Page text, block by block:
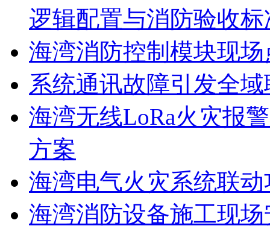
逻辑配置与消防验收标
海湾消防控制模块现
系统通讯故障引发全
海湾无线LoRa火灾报
方案
海湾电气火灾系统联
海湾消防设备施工现